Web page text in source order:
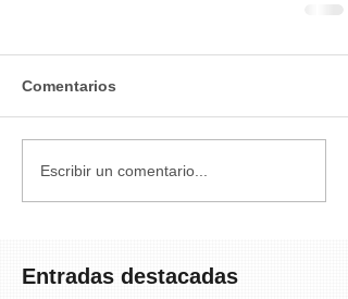
Comentarios
Escribir un comentario...
Entradas destacadas